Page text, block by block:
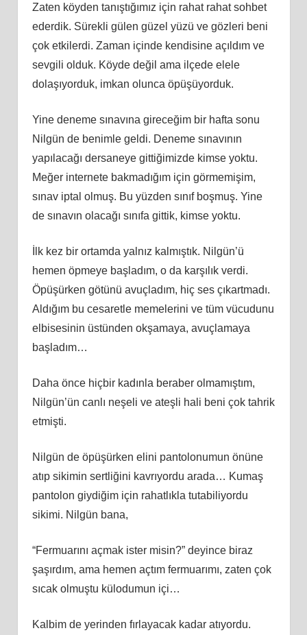
Zaten köyden tanıştığımız için rahat rahat sohbet
ederdik. Sürekli gülen güzel yüzü ve gözleri beni
çok etkilerdi. Zaman içinde kendisine açıldım ve
sevgili olduk. Köyde değil ama ilçede elele
dolaşıyorduk, imkan olunca öpüşüyorduk.
Yine deneme sınavına gireceğim bir hafta sonu
Nilgün de benimle geldi. Deneme sınavının
yapılacağı dersaneye gittiğimizde kimse yoktu.
Meğer internete bakmadığım için görmemişim,
sınav iptal olmuş. Bu yüzden sınıf boşmuş. Yine
de sınavın olacağı sınıfa gittik, kimse yoktu.
İlk kez bir ortamda yalnız kalmıştık. Nilgün’ü
hemen öpmeye başladım, o da karşılık verdi.
Öpüşürken götünü avuçladım, hiç ses çıkartmadı.
Aldığım bu cesaretle memelerini ve tüm vücudunu
elbisesinin üstünden okşamaya, avuçlamaya
başladım…
Daha önce hiçbir kadınla beraber olmamıştım,
Nilgün’ün canlı neşeli ve ateşli hali beni çok tahrik
etmişti.
Nilgün de öpüşürken elini pantolonumun önüne
atıp sikimin sertliğini kavrıyordu arada… Kumaş
pantolon giydiğim için rahatlıkla tutabiliyordu
sikimi. Nilgün bana,
“Fermuarını açmak ister misin?” deyince biraz
şaşırdım, ama hemen açtım fermuarımı, zaten çok
sıcak olmuştu külodumun içi…
Kalbim de yerinden fırlayacak kadar atıyordu.